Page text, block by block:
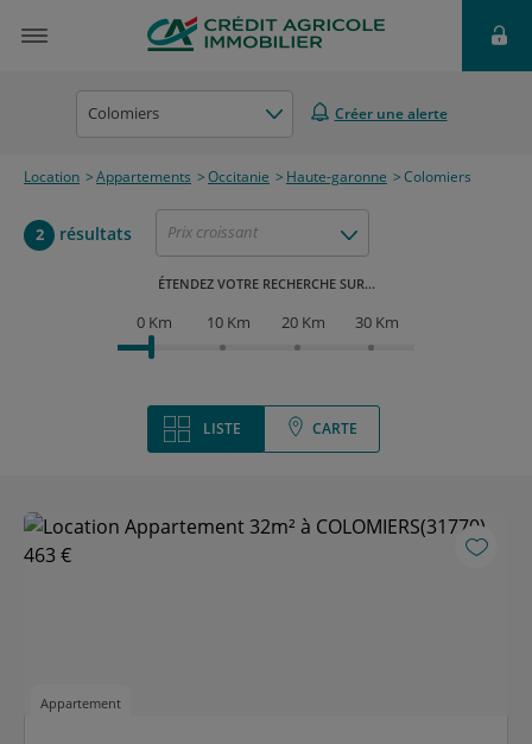
Colomiers Créer une alerte
Location Appartements Occitanie Haute-garonne Colomiers
2 résultats Prix croissant
ÉTENDEZ VOTRE RECHERCHE SUR...
0 Km 10 Km 20 Km 30 Km
LISTE CARTE
Appartement